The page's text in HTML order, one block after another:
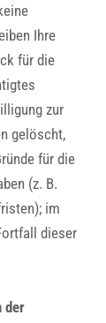
Ihre
für die
zur
gelöscht,
für die
(z. B.
im
dieser
der